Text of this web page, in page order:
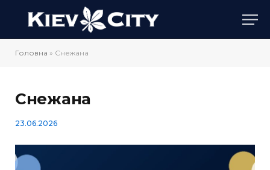
Головна » Снежана
Снежана
23.06.2026